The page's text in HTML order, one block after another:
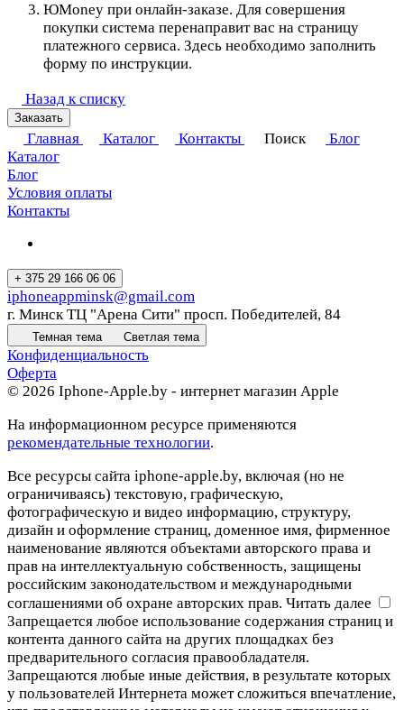
ЮMoney при онлайн-заказе. Для совершения
покупки система перенаправит вас на страницу
платежного сервиса. Здесь необходимо заполнить
форму по инструкции.
Назад к списку
Заказать
Главная Каталог Контакты Поиск
Блог
Каталог
Блог
Условия оплаты
Контакты
+ 375 29 166 06 06
iphoneappminsk@gmail.com
г. Минск ТЦ "Арена Сити" просп. Победителей, 84
Темная тема Светлая тема
Конфиденциальность
Оферта
© 2026 Iphone-Apple.by - интернет магазин Apple
На информационном ресурсе применяются
рекомендательные технологии.
Все ресурсы сайта iphone-apple.by, включая (но не
ограничиваясь) текстовую, графическую,
фотографическую и видео информацию, структуру,
дизайн и оформление страниц, доменное имя, фирменное
наименование являются объектами авторского права и
прав на интеллектуальную собственность, защищены
российским законодательством и международными
соглашениями об охране авторских прав. Читать далее
Запрещается любое использование содержания страниц и
контента данного сайта на других площадках без
предварительного согласия правообладателя.
Запрещаются любые иные действия, в результате которых
у пользователей Интернета может сложиться впечатление,